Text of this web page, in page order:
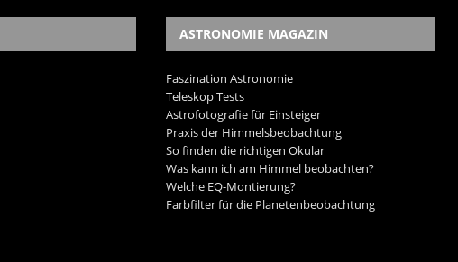
ASTRONOMIE MAGAZIN
Faszination Astronomie
Teleskop Tests
Astrofotografie für Einsteiger
Praxis der Himmelsbeobachtung
So finden die richtigen Okular
Was kann ich am Himmel beobachten?
Welche EQ-Montierung?
Farbfilter für die Planetenbeobachtung